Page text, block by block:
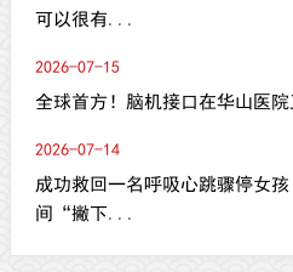
可以很有...
2026-07-15
全球首方！脑机接口在华山医
2026-07-14
成功救回一名呼吸心跳骤停女
间“撇下...